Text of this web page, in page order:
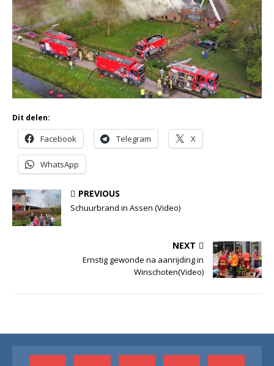
Dit delen:
Facebook Telegram X
WhatsApp
PREVIOUS
Schuurbrand in Assen (Video)
NEXT
Ernstig gewonde na aanrijding in
Winschoten(Video)